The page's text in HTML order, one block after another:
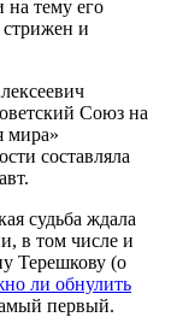
на тему его
стрижен и
Союз на
мира»
составляла
судьба ждала
в том числе и
Терешкову (о
ли обнулить
первый.